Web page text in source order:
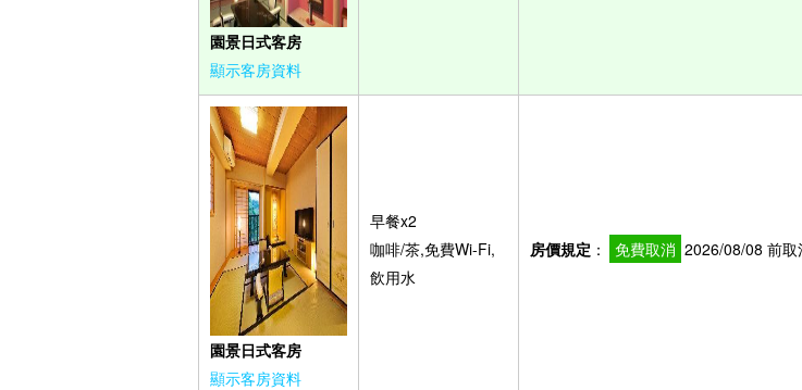
園景日式客房
顯示客房資料
園景日式客房
顯示客房資料
早餐x2
咖啡/茶,免費Wi-Fi,
飲用水
房價規定 ： 免費取消 2026/08/08 前